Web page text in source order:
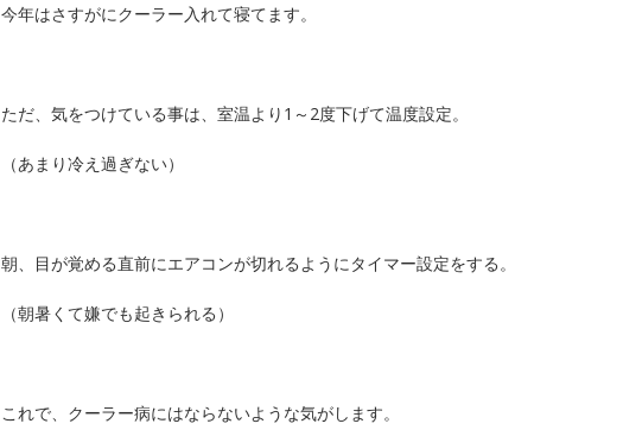
今年はさすがにクーラー入れて寝てます。
ただ、気をつけている事は、室温より1～2度下げて温度設定。
（あまり冷え過ぎない）
朝、目が覚める直前にエアコンが切れるようにタイマー設定をする。
（朝暑くて嫌でも起きられる）
これで、クーラー病にはならないような気がします。